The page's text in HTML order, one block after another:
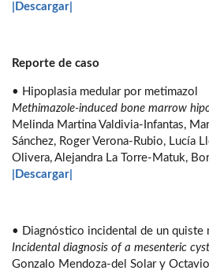
|Descargar|
Reporte de caso
• Hipoplasia medular por metimazol
Methimazole-induced bone marrow
Melinda Martina Valdivia-Infantas,
Sánchez, Roger Verona-Rubio, Lucía
Olivera, Alejandra La Torre-Matuk,
|Descargar|
• Diagnóstico incidental de un quiste
Incidental diagnosis of a mesenteric cyst
Gonzalo Mendoza-del Solar y